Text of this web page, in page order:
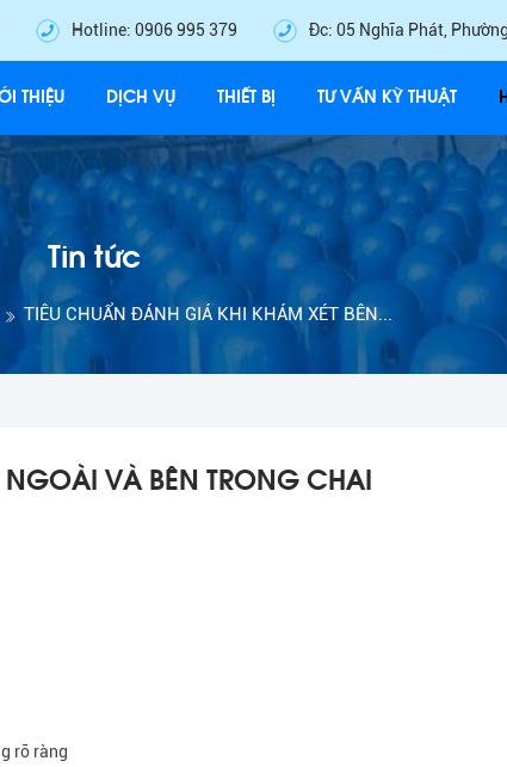
Hotline: 0906 995 379 Đc: 05 Nghĩa Phát,
THIỆU DỊCH VỤ THIẾT BỊ TƯ VẤN KỸ THUẬT
Tin tức
TIÊU CHUẨN ĐÁNH GIÁ KHI KHÁM XÉT BÊN...
VÀ BÊN TRONG CHAI
rõ ràng